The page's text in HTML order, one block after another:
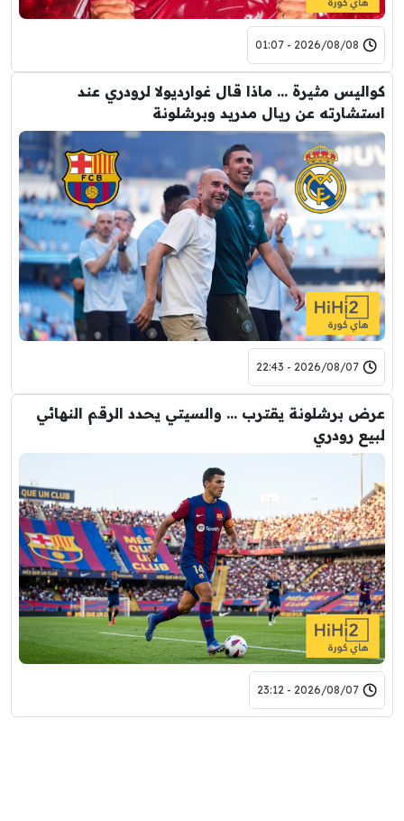
2026/08/08 - 01:07
كواليس مثيرة … ماذا قال غوارديولا لرودري عند
استشارته عن ريال مدريد وبرشلونة
2026/08/07 - 22:43
عرض برشلونة يقترب … والسيتي يحدد الرقم النهائي
لبيع رودري
2026/08/07 - 23:12